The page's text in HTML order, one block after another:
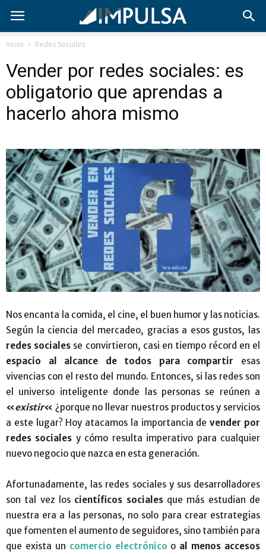
Inicio Redes Sociales
Vender por redes sociales: es
obligatorio que aprendas a
hacerlo ahora mismo
Nos encanta la comida, el cine, el buen humor y las noticias.
Según la ciencia del mercadeo, gracias a esos gustos, las
redes sociales se convirtieron, casi en tiempo récord en el
espacio al alcance de todos para compartir esas
vivencias con el resto del mundo. Entonces, si las redes son
el universo inteligente donde las personas se reúnen a
«existir« ¿porque no llevar nuestros productos y servicios
a este lugar? Hoy atacamos la importancia devender por
redes sociales y cómo resulta imperativo para cualquier
nuevo negocio que nazca en esta generación.
Afortunadamente, las redes sociales y sus desarrolladores
son tal vez los científicos socialesque más estudian de
nuestra era a las personas, no solo para crear estrategias
que fomenten el aumento de seguidores, sino también para
que exista un comercio electrónico o al menos accesos